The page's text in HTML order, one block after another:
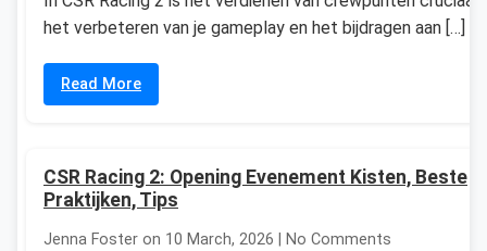
het verbeteren van je gameplay en het bijdragen aan […]
Read More
CSR Racing 2: Opening Evenement Kisten, Beste
Praktijken, Tips
Jenna Foster on 10 March, 2026 | No Comments